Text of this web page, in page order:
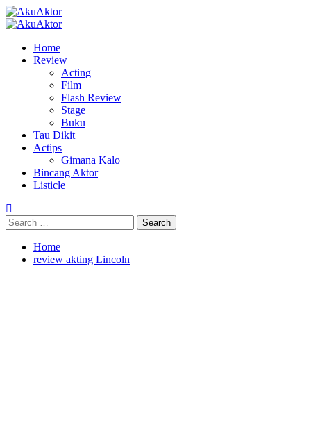
Skip
to
Primary
Home
Review
Acting
Film
Flash Review
Stage
Buku
Tau Dikit
Actips
Gimana Kalo
Bincang Aktor
Listicle
Search
for:
Home
review akting Lincoln